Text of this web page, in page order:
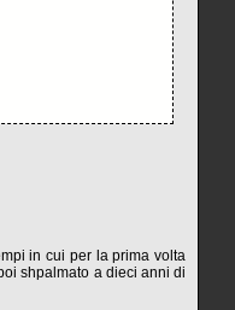
in cui per la prima volta
shpalmato a dieci anni di